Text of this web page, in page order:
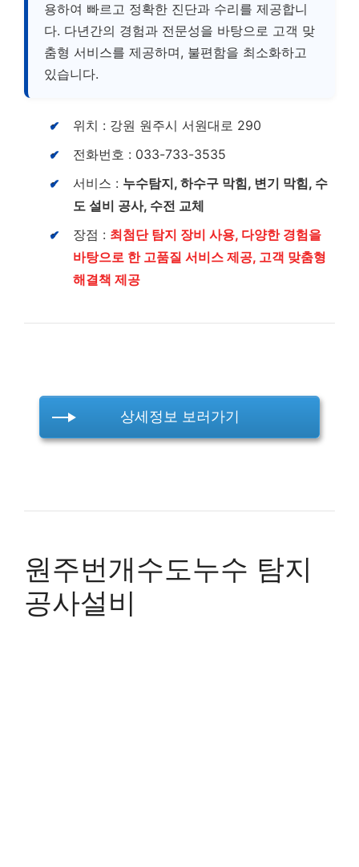
용하여 빠르고 정확한 진단과 수리를 제공합니
다. 다년간의 경험과 전문성을 바탕으로 고객 맞
춤형 서비스를 제공하며, 불편함을 최소화하고
있습니다.
위치 : 강원 원주시 서원대로 290
전화번호 : 033-733-3535
서비스 : 누수탐지, 하수구 막힘, 변기 막힘, 수
도 설비 공사, 수전 교체
장점 : 최첨단 탐지 장비 사용, 다양한 경험을
바탕으로 한 고품질 서비스 제공, 고객 맞춤형
해결책 제공
상세정보 보러가기
원주번개수도누수 탐지
공사설비